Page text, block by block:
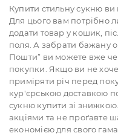
Купити стильну сукню ви
Для цього вам потрібно
додати товар у кошик,
поля. А забрати бажану
Пошти” ви можете вже
покупки. Якщо ви не
приміряти річ перед
кур'єрською доставкою
сукню купити зі
акціями та не проґавте
економією для свого